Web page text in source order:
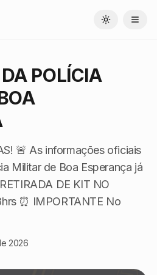
Toggle theme
POLÍCIA
🚨 As informações oficiais
Militar de Boa Esperança já
DE KIT NO
⏰ IMPORTANTE No
2026